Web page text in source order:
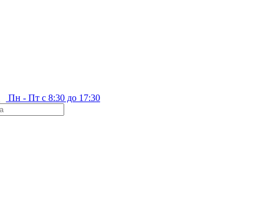
Пн - Пт с 8:30 до 17:30